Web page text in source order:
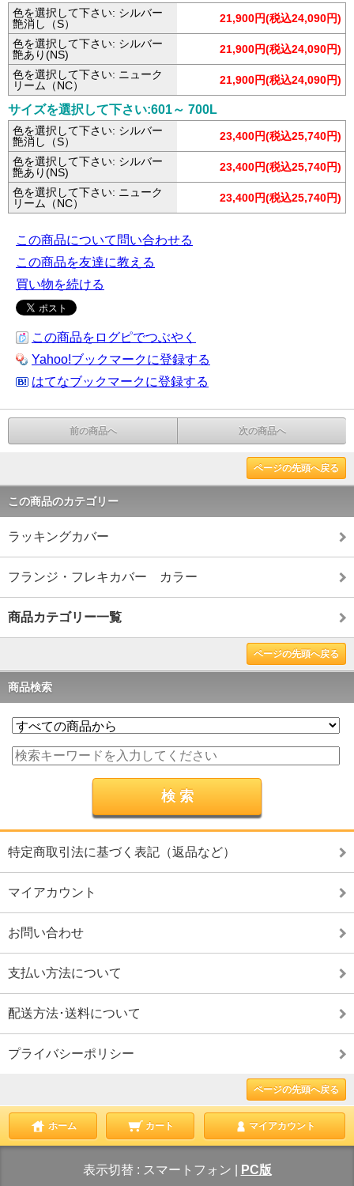
色を選択して下さい: シルバー
艶消し（S）
21,900円(税込24,090円)
色を選択して下さい: シルバー
艶あり(NS)
21,900円(税込24,090円)
色を選択して下さい: ニューク
リーム（NC）
21,900円(税込24,090円)
サイズを選択して下さい:601～ 700L
色を選択して下さい: シルバー
艶消し（S）
23,400円(税込25,740円)
色を選択して下さい: シルバー
艶あり(NS)
23,400円(税込25,740円)
色を選択して下さい: ニューク
リーム（NC）
23,400円(税込25,740円)
この商品について問い合わせる
この商品を友達に教える
買い物を続ける
この商品をログピでつぶやく
Yahoo!ブックマークに登録する
はてなブックマークに登録する
前の商品へ 次の商品へ
ページの先頭へ戻る
この商品のカテゴリー
ラッキングカバー
フランジ・フレキカバー カラー
商品カテゴリー一覧
ページの先頭へ戻る
商品検索
特定商取引法に基づく表記（返品など）
マイアカウント
お問い合わせ
支払い方法について
配送方法･送料について
プライバシーポリシー
ページの先頭へ戻る
ホーム カート マイアカウント
表示切替 : スマートフォン PC版